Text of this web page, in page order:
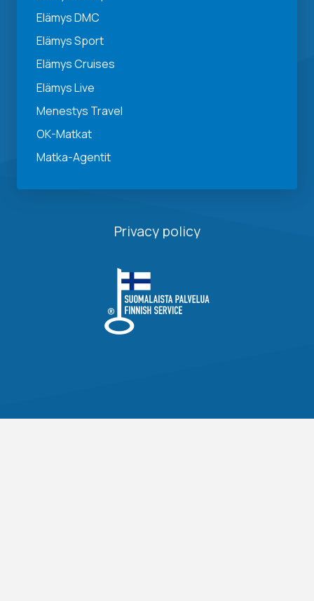
Elämys DMC
Elämys Sport
Elämys Cruises
Elämys Live
Menestys Travel
OK-Matkat
Matka-Agentit
Privacy policy